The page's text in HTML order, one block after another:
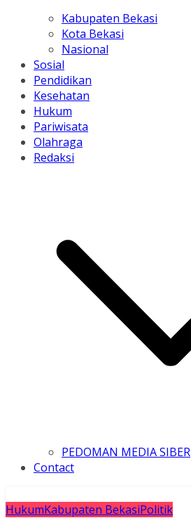
Kabupaten Bekasi
Kota Bekasi
Nasional
Sosial
Pendidikan
Kesehatan
Hukum
Pariwisata
Olahraga
Redaksi
PEDOMAN MEDIA SIBER
Contact
HukumKabupaten BekasiPolitik